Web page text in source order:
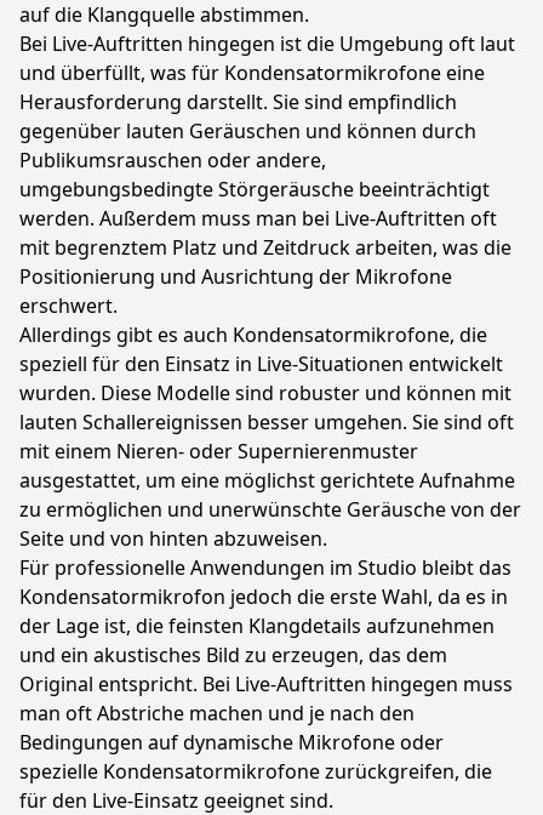
auf die Klangquelle abstimmen.
Bei Live-Auftritten hingegen ist die Umgebung oft laut
und überfüllt, was für Kondensatormikrofone eine
Herausforderung darstellt. Sie sind empfindlich
gegenüber lauten Geräuschen und können durch
Publikumsrauschen oder andere,
umgebungsbedingte Störgeräusche beeinträchtigt
werden. Außerdem muss man bei Live-Auftritten oft
mit begrenztem Platz und Zeitdruck arbeiten, was die
Positionierung und Ausrichtung der Mikrofone
erschwert.
Allerdings gibt es auch Kondensatormikrofone, die
speziell für den Einsatz in Live-Situationen entwickelt
wurden. Diese Modelle sind robuster und können mit
lauten Schallereignissen besser umgehen. Sie sind oft
mit einem Nieren- oder Supernierenmuster
ausgestattet, um eine möglichst gerichtete Aufnahme
zu ermöglichen und unerwünschte Geräusche von der
Seite und von hinten abzuweisen.
Für professionelle Anwendungen im Studio bleibt das
Kondensatormikrofon jedoch die erste Wahl, da es in
der Lage ist, die feinsten Klangdetails aufzunehmen
und ein akustisches Bild zu erzeugen, das dem
Original entspricht. Bei Live-Auftritten hingegen muss
man oft Abstriche machen und je nach den
Bedingungen auf dynamische Mikrofone oder
spezielle Kondensatormikrofone zurückgreifen, die
für den Live-Einsatz geeignet sind.